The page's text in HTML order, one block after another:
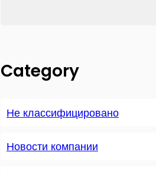
Category
Не классифицировано
Новости компании